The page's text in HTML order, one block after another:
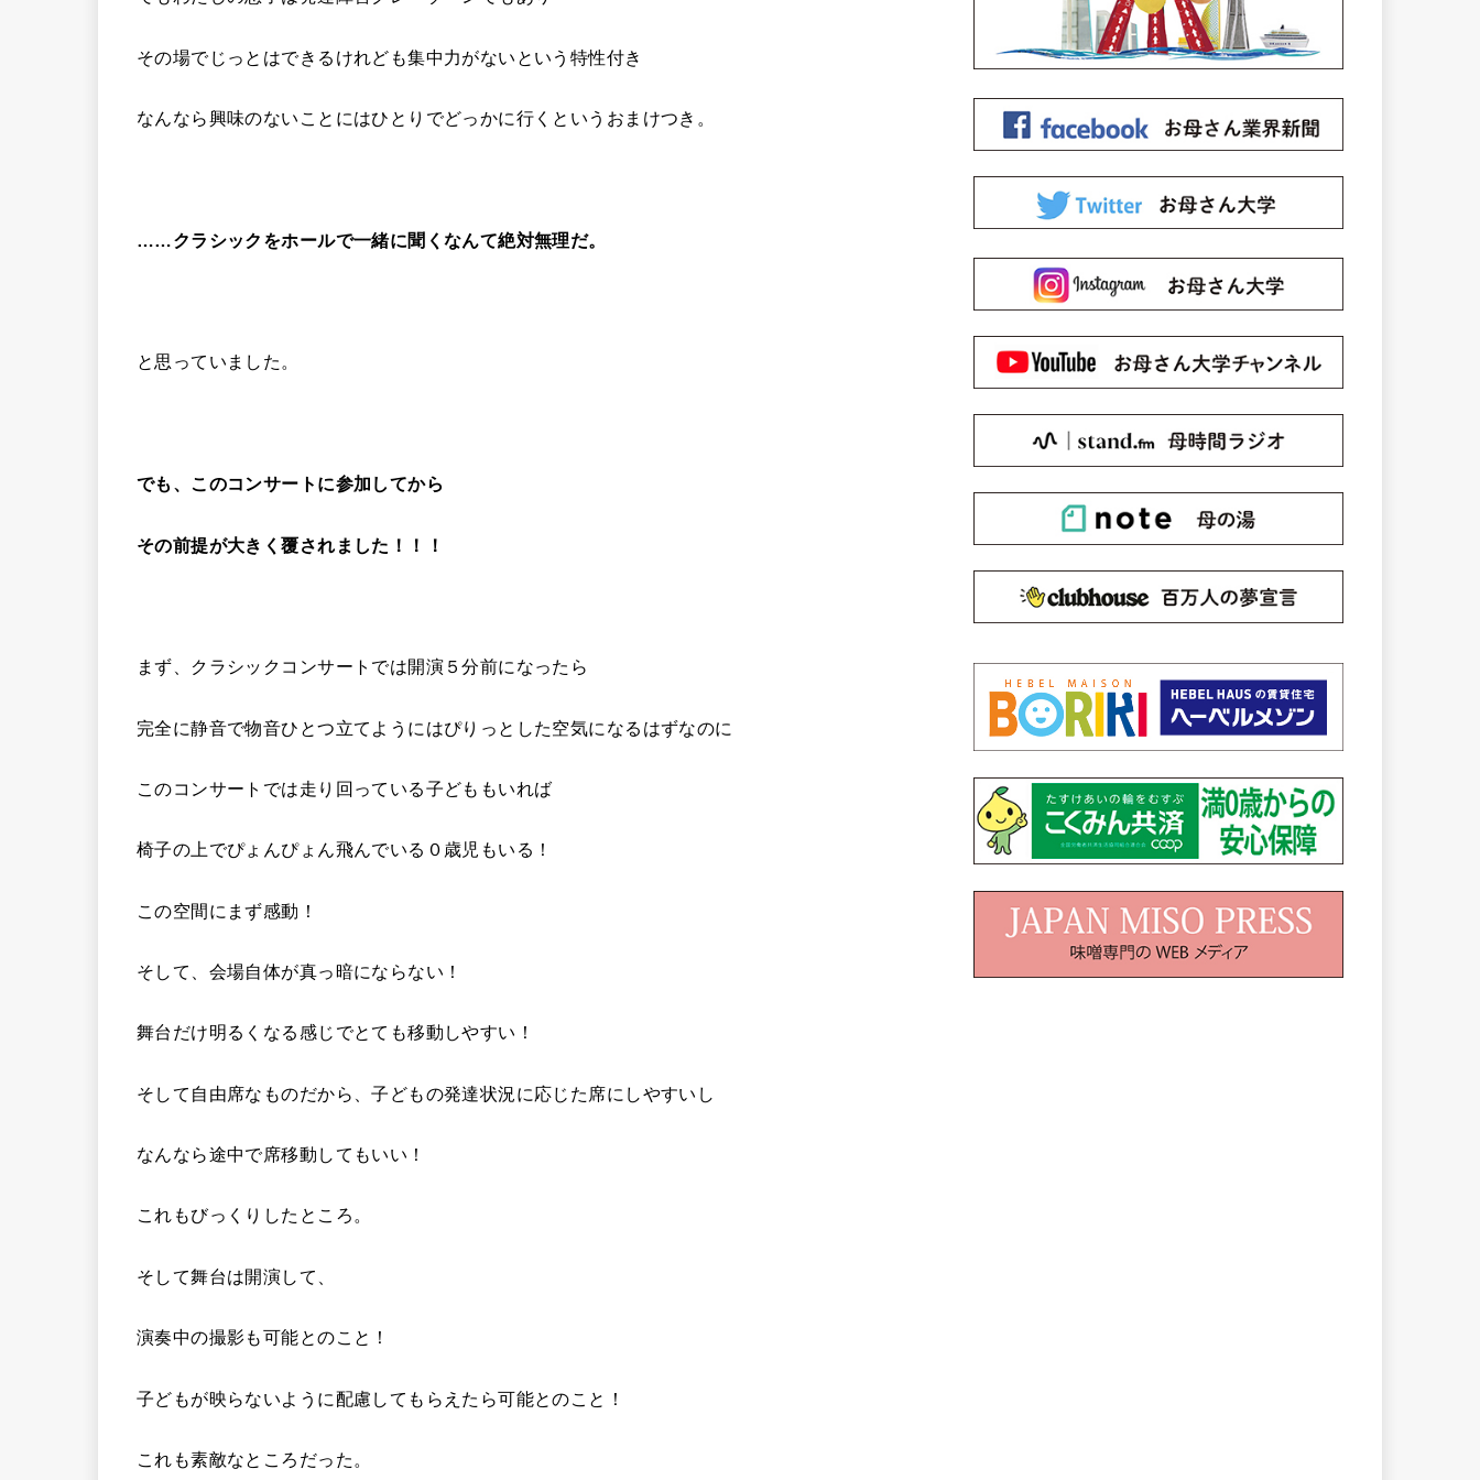
その場でじっとはできるけれども集中力がないという特性付き
なんなら興味のないことにはひとりでどっかに行くというおまけつき。
……クラシックをホールで一緒に聞くなんて絶対無理だ。
と思っていました。
でも、このコンサートに参加してから
その前提が大きく覆されました！！！
まず、クラシックコンサートでは開演５分前になったら
完全に静音で物音ひとつ立てようにはぴりっとした空気になるはずなのに
このコンサートでは走り回っている子どももいれば
椅子の上でぴょんぴょん飛んでいる０歳児もいる！
この空間にまず感動！
そして、会場自体が真っ暗にならない！
舞台だけ明るくなる感じでとても移動しやすい！
そして自由席なものだから、子どもの発達状況に応じた席にしやすいし
なんなら途中で席移動してもいい！
これもびっくりしたところ。
そして舞台は開演して、
演奏中の撮影も可能とのこと！
子どもが映らないように配慮してもらえたら可能とのこと！
これも素敵なところだった。